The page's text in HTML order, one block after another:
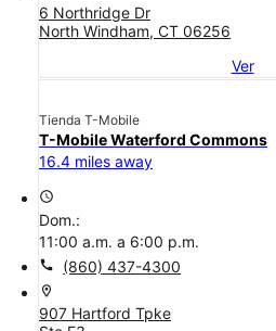
6 Northridge Dr
North Windham, CT 06256
Ver
Tienda T-Mobile
T-Mobile Waterford Commons
16.4 miles away
access_time
Dom.:
11:00 a.m. a 6:00 p.m.
call (860) 437-4300
location_on
907 Hartford Tpke